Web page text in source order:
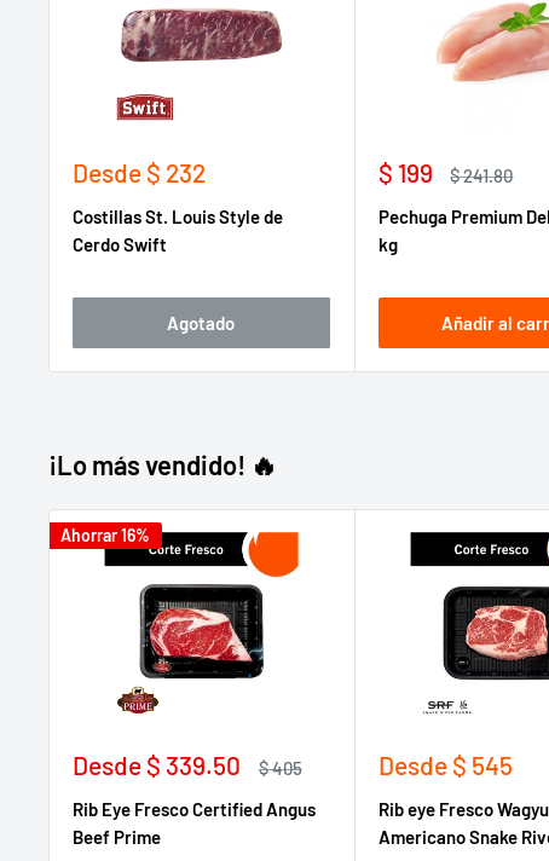
Precio
venta
Desde $ 232
Costillas St. Louis Style de
Cerdo Swift
Agotado
Precio
venta
$ 199
Precio
$ 241.80
Pechuga Premium
kg
Añadir al
¡Lo más vendido! 🔥
Ahorrar 16%
Precio
venta
Desde $ 339.50
Precio
$ 405
Rib Eye Fresco Certified Angus
Beef Prime
Precio
venta
Desde $ 545
Rib eye Fresco Wagyu
Americano Snake